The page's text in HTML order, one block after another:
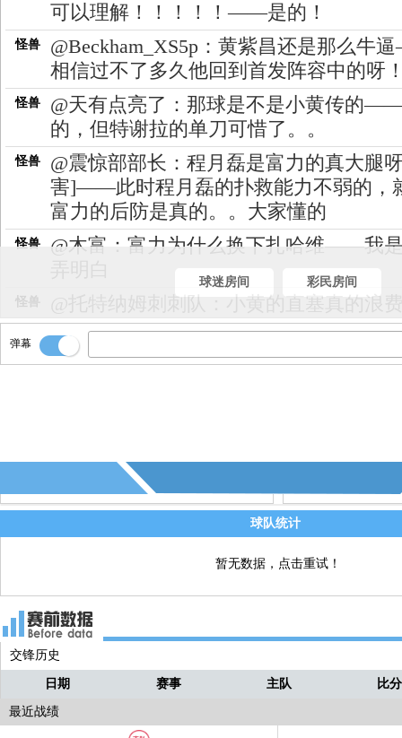
可以理解！！！！！——是的！
怪兽
@Beckham_XS5p：黄紫昌还是那么牛
相信过不了多久他回到首发阵容中的呀
怪兽
@天有点亮了：那球是不是小黄传的
的，但特谢拉的单刀可惜了。。
怪兽
@震惊部部长：程月磊是富力的真大腿
害]——此时程月磊的扑救能力不弱的，
富力的后防是真的。。大家懂的
怪兽
@木富：富力为什么换下扎哈维——我
怪兽
@托特纳姆刺刺队：小黄的直塞真的浪
——刚刚那下黄紫昌的直塞真的妙啊！
【图】全场技术统计
苏宁在越秀山体育场，战成2-2平！！！
各积1分！！！富力遭遇中超连续3场不
苏宁则是中超连续3场不败！！贡献进球
是两队的锋线大将！！富力这边是扎哈
萨巴！苏宁这边则是特谢拉和埃德尔！
怪兽
裁判吹响了比赛结束的哨音！哔哔~！比
束！
怪兽 球出了底线！！
海米提补位过去！！不给卢琳接球的机
会！！！
球迷房间 彩民房间
弹幕
球队统计
暂无数据，点击重试！
交锋历史
日期 赛事 主队 比分
最近战绩